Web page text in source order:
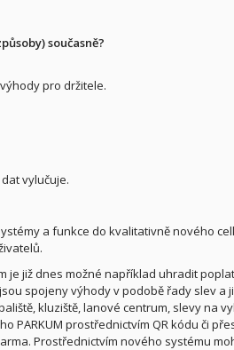
současně?
pro držitele.
vylučuje.
a funkce do kvalitativně nového
již dnes možné například uhradit
spojeny výhody v podobě řady slev a
kluziště, lanové centrum, slevy na
PARKUM prostřednictvím QR kódu či
Prostřednictvím nového systému